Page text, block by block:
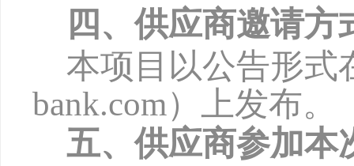
四、供应商邀请方
本项目以公告形式
bank.com）上发布。
五、供应商参加本